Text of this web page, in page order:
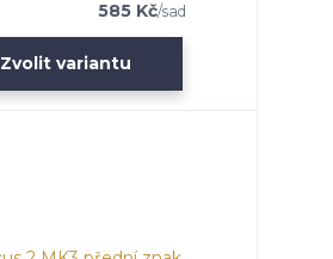
585 Kč/sad
Zvolit variantu